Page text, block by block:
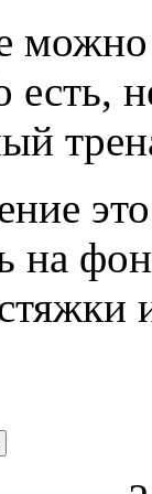
есть,
на